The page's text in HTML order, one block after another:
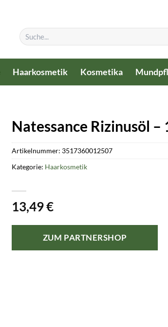
Suchen
nach:
Haarkosmetik Kosmetika
Natessance Rizinusöl –
13,49€
ZUM PARTNERSHOP
Artikelnummer: 3517360012507
Kategorie: Haarkosmetik